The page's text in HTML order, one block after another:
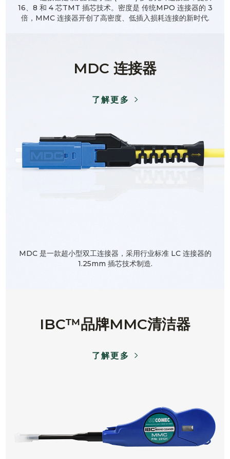
16、8 和 4 芯TMT 插芯技术。密度是 传统MPO 连接器的 3
倍，MMC 连接器开创了高密度、低插入损耗连接的新时代.
MDC 连接器
了解更多
MDC 是一款超小型双工连接器，采用行业标准 LC 连接器的
1.25mm 插芯技术制造.
IBC™品牌MMC清洁器
了解更多